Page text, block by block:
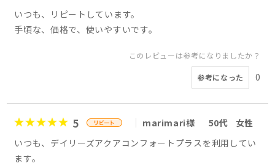
いつも、リピートしています。
手頃な、価格で、使いやすいです。
このレビューは参考になりましたか？
参考になった 0
5 marimari様 50代
女性
いつも、デイリーズアクアコンフォートプラスを利用してい
ます。